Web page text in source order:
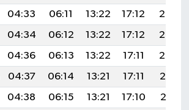
04:33 06:11 13:22 17:12
20:23
04:34 06:12 13:22 17:12
20:22
04:36 06:13 13:22 17:11
20:20
04:37 06:14 13:21 17:11
20:19
04:38 06:15 13:21 17:10
20:18